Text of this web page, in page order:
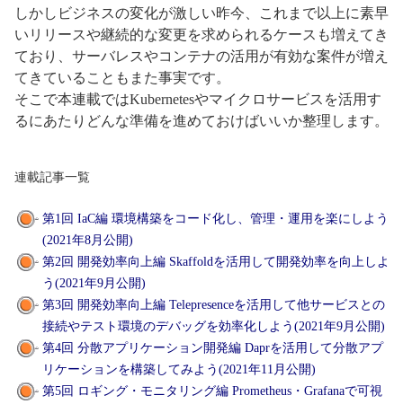
しかしビジネスの変化が激しい昨今、これまで以上に素早
いリリースや継続的な変更を求められるケースも増えてき
ており、サーバレスやコンテナの活用が有効な案件が増え
てきていることもまた事実です。
そこで本連載ではKubernetesやマイクロサービスを活用す
るにあたりどんな準備を進めておけばいいか整理します。
連載記事一覧
第1回 IaC編 環境構築をコード化し、管理・運用を楽にしよう
(2021年8月公開)
第2回 開発効率向上編 Skaffoldを活用して開発効率を向上しよ
う(2021年9月公開)
第3回 開発効率向上編 Telepresenceを活用して他サービスとの
接続やテスト環境のデバッグを効率化しよう(2021年9月公開)
第4回 分散アプリケーション開発編 Daprを活用して分散アプ
リケーションを構築してみよう(2021年11月公開)
第5回 ロギング・モニタリング編 Prometheus・Grafanaで可視